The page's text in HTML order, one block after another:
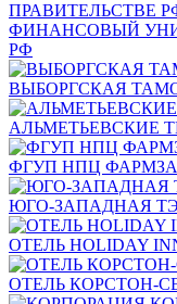
ФИНАНСОВЫЙ
РФ
ВЫБОРГСКАЯ
АЛЬМЕТЬЕВСКИЕ
ФГУП НПЦ
ЮГО-ЗАПАДНАЯ
ОТЕЛЬ HOLIDAY
ОТЕЛЬ КОРСТОН-